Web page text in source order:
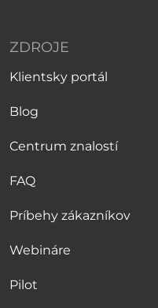
ZDROJE
Klientsky portál
Blog
Centrum znalostí
FAQ
Príbehy zákazníkov
Webináre
Pilot